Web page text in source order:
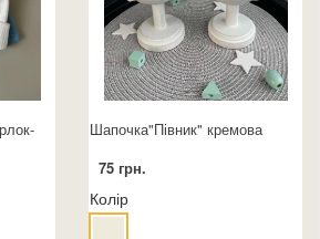
Шапочка"Півник" кремова
75 грн.
Колір